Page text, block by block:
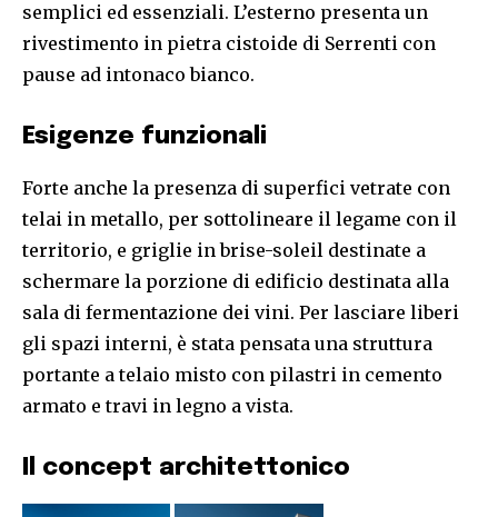
semplici ed essenziali. L’esterno presenta un
rivestimento in pietra cistoide di Serrenti con
pause ad intonaco bianco.
Esigenze funzionali
Forte anche la presenza di superfici vetrate con
telai in metallo, per sottolineare il legame con il
territorio, e griglie in brise-soleil destinate a
schermare la porzione di edificio destinata alla
sala di fermentazione dei vini. Per lasciare liberi
gli spazi interni, è stata pensata una struttura
portante a telaio misto con pilastri in cemento
armato e travi in legno a vista.
Il concept architettonico